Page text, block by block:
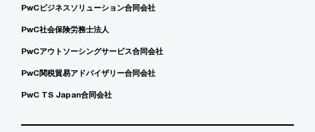
PwCビジネスソリューション合同会社
PwC社会保険労務士法人
PwCアウトソーシングサービス合同会社
PwC関税貿易アドバイザリー合同会社
PwC TS Japan合同会社